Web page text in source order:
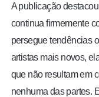
A publicação
continua firmemente
persegue tendências
artistas mais novos,
que não resultam em
nenhuma das partes.